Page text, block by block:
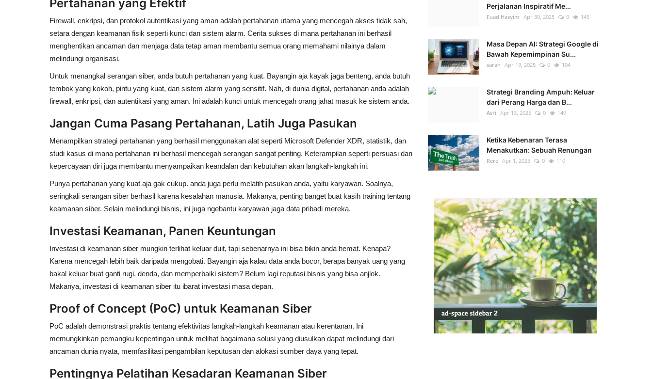
Pertahanan yang Efektif
Firewall, enkripsi, dan protokol autentikasi yang aman adalah pertahanan utama yang mencegah akses tidak sah,
setara dengan keamanan fisik seperti kunci dan sistem alarm. Cerita sukses di mana pertahanan ini berhasil
menghentikan ancaman dan menjaga data tetap aman membantu semua orang memahami nilainya dalam
melindungi organisasi.
Untuk menangkal serangan siber, anda butuh pertahanan yang kuat. Bayangin aja kayak jaga benteng, anda butuh
tembok yang kokoh, pintu yang kuat, dan sistem alarm yang sensitif. Nah, di dunia digital, pertahanan anda adalah
firewall, enkripsi, dan autentikasi yang aman. Ini adalah kunci untuk mencegah orang jahat masuk ke sistem anda.
Jangan Cuma Pasang Pertahanan, Latih Juga Pasukan
Menampilkan strategi pertahanan yang berhasil menggunakan alat seperti Microsoft Defender XDR, statistik, dan
studi kasus di mana pertahanan ini berhasil mencegah serangan sangat penting. Keterampilan seperti persuasi dan
kepercayaan diri juga membantu menyampaikan keandalan dan kebutuhan akan langkah-langkah ini.
Punya pertahanan yang kuat aja gak cukup. anda juga perlu melatih pasukan anda, yaitu karyawan. Soalnya,
seringkali serangan siber berhasil karena kesalahan manusia. Makanya, penting banget buat kasih training tentang
keamanan siber. Selain melindungi bisnis, ini juga ngebantu karyawan jaga data pribadi mereka.
Investasi Keamanan, Panen Keuntungan
Investasi di keamanan siber mungkin terlihat keluar duit, tapi sebenarnya ini bisa bikin anda hemat. Kenapa?
Karena mencegah lebih baik daripada mengobati. Bayangin aja kalau data anda bocor, berapa banyak uang yang
bakal keluar buat ganti rugi, denda, dan memperbaiki sistem? Belum lagi reputasi bisnis yang bisa anjlok.
Makanya, investasi di keamanan siber itu ibarat investasi masa depan.
Proof of Concept (PoC) untuk Keamanan Siber
PoC adalah demonstrasi praktis tentang efektivitas langkah-langkah keamanan atau kerentanan. Ini
memungkinkan pemangku kepentingan untuk melihat bagaimana solusi yang diusulkan dapat melindungi dari
ancaman dunia nyata, memfasilitasi pengambilan keputusan dan alokasi sumber daya yang tepat.
Pentingnya Pelatihan Kesadaran Keamanan Siber
Perjalanan Inspiratif Me...
Fuad Hasyim Apr 30, 2025 0 145
Masa Depan AI: Strategi Google di
Bawah Kepemimpinan Su...
sarah Apr 19, 2025 0 104
Strategi Branding Ampuh: Keluar
dari Perang Harga dan B...
Asri Apr 13, 2025 0 149
Ketika Kebenaran Terasa
Menakutkan: Sebuah Renungan
Rere Apr 1, 2025 0 110